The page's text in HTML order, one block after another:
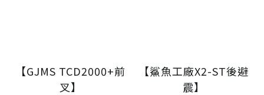
【GJMS TCD2000+前
叉】
【鯊魚工廠X2-ST後避
震】